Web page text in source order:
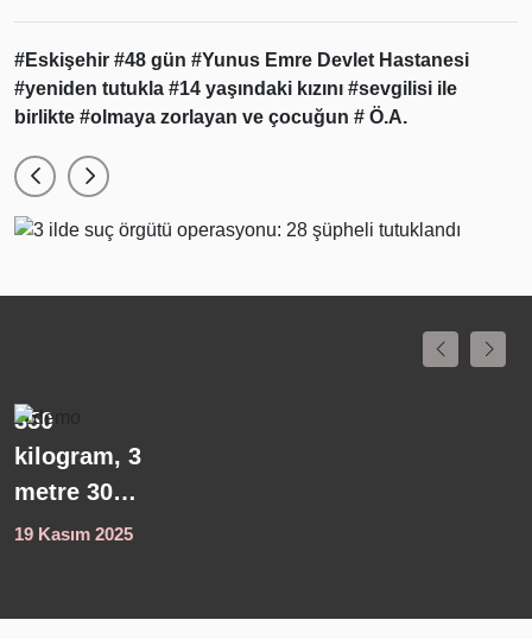
#Eskişehir #48 gün #Yunus Emre Devlet Hastanesi
#yeniden tutukla #14 yaşındaki kızını #sevgilisi ile
birlikte #olmaya zorlayan ve çocuğun # Ö.A.
Binlerce yıl
önce yaşamış
medeniyetlere
ışık tutuyor...
21 Ağustos 2025